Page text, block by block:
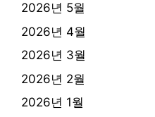
2026년 5월
2026년 4월
2026년 3월
2026년 2월
2026년 1월